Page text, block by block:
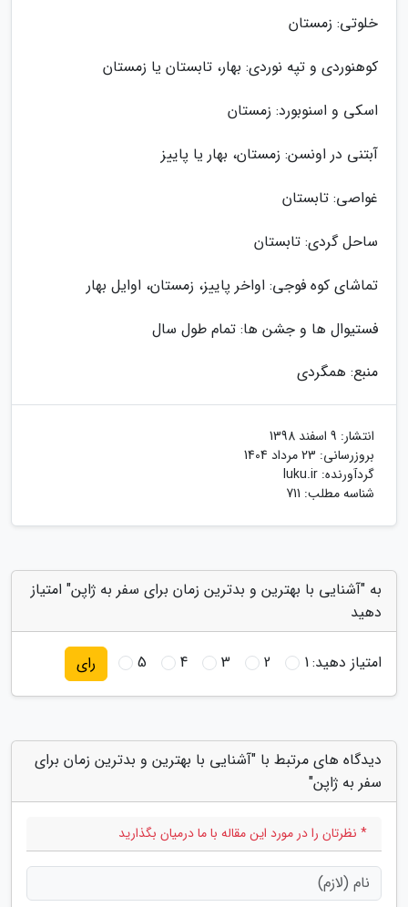
خلوتی: زمستان
کوهنوردی و تپه نوردی: بهار، تابستان یا زمستان
اسکی و اسنوبورد: زمستان
آبتنی در اونسن: زمستان، بهار یا پاییز
غواصی: تابستان
ساحل گردی: تابستان
تماشای کوه فوجی: اواخر پاییز، زمستان، اوایل بهار
فستیوال ها و جشن ها: تمام طول سال
منبع: همگردی
انتشار: 9 اسفند 1398
بروزرسانی: 23 مرداد 1404
گردآورنده: luku.ir
شناسه مطلب: 711
به "آشنایی با بهترین و بدترین زمان برای سفر به ژاپن" امتیاز
دهید
امتیاز دهید:1
2
3
4
5 رای
دیدگاه های مرتبط با "آشنایی با بهترین و بدترین زمان برای
سفر به ژاپن"
* نظرتان را در مورد این مقاله با ما درمیان بگذارید